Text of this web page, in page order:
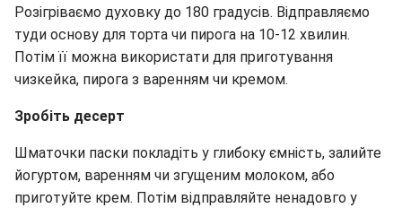
Розігріваємо духовку до 180 градусів. Відправляємо
туди основу для торта чи пирога на 10-12 хвилин.
Потім її можна використати для приготування
чизкейка, пирога з варенням чи кремом.
Зробіть десерт
Шматочки паски покладіть у глибоку ємність, залийте
йогуртом, варенням чи згущеним молоком, або
приготуйте крем. Потім відправляйте ненадовго у